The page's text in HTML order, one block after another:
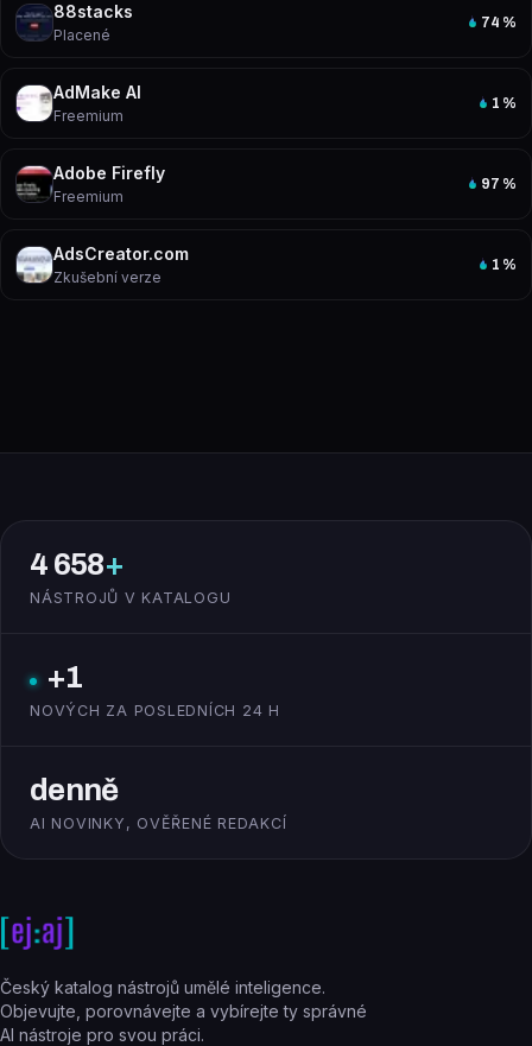
88stacks
Placené
74 %
AdMake AI
Freemium
1 %
Adobe Firefly
Freemium
97 %
AdsCreator.com
Zkušební verze
1 %
4 658+
NÁSTROJŮ V KATALOGU
+1
NOVÝCH ZA POSLEDNÍCH 24 H
denně
AI NOVINKY, OVĚŘENÉ REDAKCÍ
Český katalog nástrojů umělé inteligence.
Objevujte, porovnávejte a vybírejte ty správné
AI nástroje pro svou práci.